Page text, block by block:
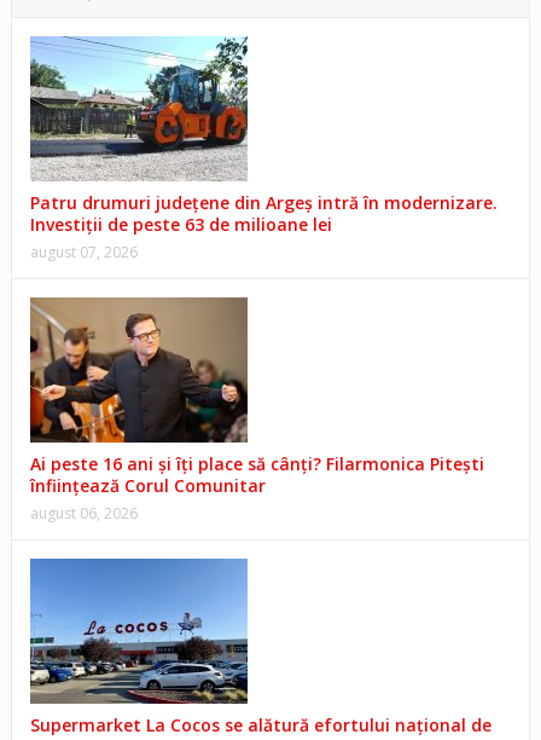
Patru drumuri județene din Argeș intră în modernizare.
Investiții de peste 63 de milioane lei
august 07, 2026
Ai peste 16 ani și îți place să cânți? Filarmonica Pitești
înființează Corul Comunitar
august 06, 2026
Supermarket La Cocos se alătură efortului național de